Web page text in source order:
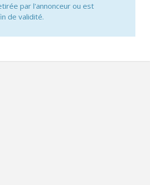
par l'annonceur ou est
de validité.